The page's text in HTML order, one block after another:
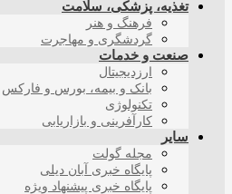
تغذیه، پزشکی، سلامت
فرهنگ و هنر
گردشگری و مهاجرت
صنعت و خدمات
ارزدیجیتال
بانک و بیمه، بورس و فارکس
تکنولوژی
کارآفرینی و بازاریابی
سایر
مجله گولت
پایگاه خبری آبان دیلی
پایگاه خبری پیشنهاد ویژه